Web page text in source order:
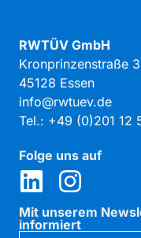
RWTÜV GmbH
Kronprinzenstraße
45128 Essen
info@rwtuev.de
Tel.: +49 (0)201 12
Folge uns auf
Mit unserem
informiert